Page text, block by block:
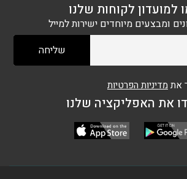
למועדון לקוחות שלנו
ומבצעים מיוחדים ישירות למייל
את מדיניות הפרטיות
את האפליקציה שלנו